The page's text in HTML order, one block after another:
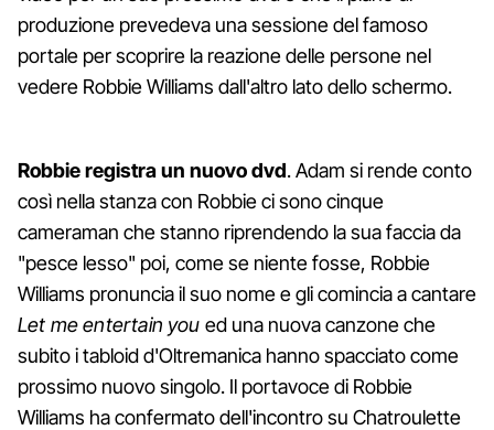
produzione prevedeva una sessione del famoso
portale per scoprire la reazione delle persone nel
vedere Robbie Williams dall'altro lato dello schermo.
Robbie registra un nuovo dvd. Adam si rende conto
così nella stanza con Robbie ci sono cinque
cameraman che stanno riprendendo la sua faccia da
"pesce lesso" poi, come se niente fosse, Robbie
Williams pronuncia il suo nome e gli comincia a cantare
Let me entertain you ed una nuova canzone che
subito i tabloid d'Oltremanica hanno spacciato come
prossimo nuovo singolo. Il portavoce di Robbie
Williams ha confermato dell'incontro su Chatroulette